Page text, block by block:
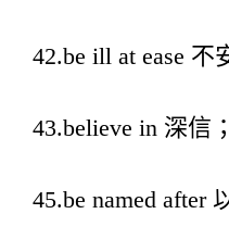
42.be ill at ease 不
43.believe in 深信
45.be named after